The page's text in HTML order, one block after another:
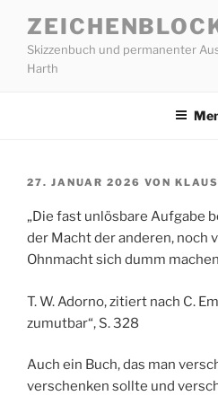
Inhalt
springen
Skizzenbuch und permanenter
Harth
VERÖFFENTLICHT
27. JANUAR 2026 VON KLAUS
„Die fast unlösbare Aufgabe
der Macht der anderen, noch
Ohnmacht sich dumm
T. W. Adorno, zitiert nach C.
zumutbar“, S. 328
Auch ein Buch, das man
verschenken sollte und